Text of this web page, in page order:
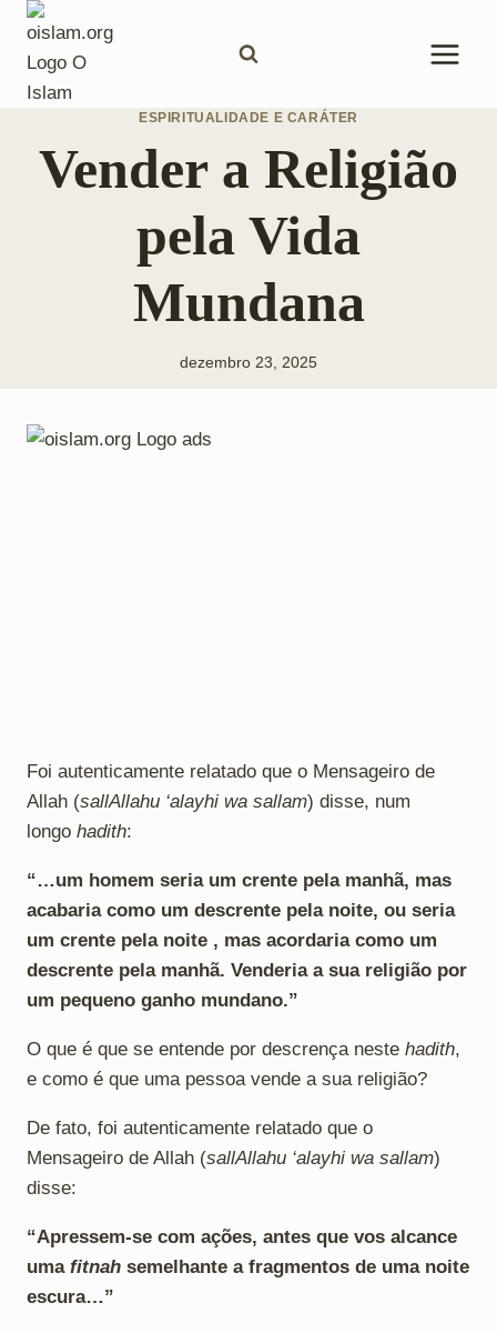
Pular
para
Conteúdo
ESPIRITUALIDADE E CARÁTER
Vender a Religião
pela Vida
Mundana
dezembro 23, 2025
Foi autenticamente relatado que o Mensageiro de
Allah (sallAllahu ‘alayhi wa sallam) disse, num
longo hadith:
“…um homem seria um crente pela manhã, mas
acabaria como um descrente pela noite, ou seria
um crente pela noite , mas acordaria como um
descrente pela manhã. Venderia a sua religião por
um pequeno ganho mundano.”
O que é que se entende por descrença neste hadith,
e como é que uma pessoa vende a sua religião?
De fato, foi autenticamente relatado que o
Mensageiro de Allah (sallAllahu ‘alayhi wa sallam)
disse:
“Apressem-se com ações, antes que vos alcance
umafitnah semelhante a fragmentos de uma noite
escura…”